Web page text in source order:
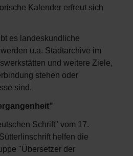
Kalender erfreut sich
es landeskundliche
u.a. Stadtarchive im
und weitere Ziele,
stehen oder
sind.
Schrift" vom 17.
helfen die
"Übersetzer der